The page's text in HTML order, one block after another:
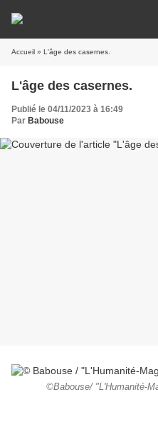
Accueil » L'âge des casernes.
L'âge des casernes.
Publié le 04/11/2023 à 16:49
Par Babouse
©Babouse/ "L'Humanité-